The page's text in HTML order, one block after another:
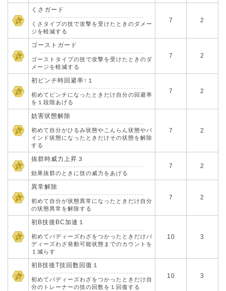
くさガード
くさタイプの技で攻撃を受けたときのダメー
ジを軽減する
7 2
ゴーストガード
ゴーストタイプの技で攻撃を受けたときのダ
メージを軽減する
7 2
初ピンチ時回避率↑１
初めてピンチになったときだけ自分の回避率
を１段階あげる
7 2
妨害状態解除
初めて自分がひるみ状態やこんらん状態やバ
インド状態になったときだけその状態を解除
する
7 2
抜群時威力上昇３
効果抜群のときに技の威力をあげる
7 2
異常解除
初めて自分が状態異常になったときだけ自分
の状態異常を解除する
7 2
初B技後BC加速１
初めてバディーズわざをつかったときだけバ
ディーズわざ発動可能状態までのカウントを
１減らす
10 3
初B技後T技回数回復１
初めてバディーズわざをつかったときだけ自
分のトレーナーの技の回数を１回復する
10 3